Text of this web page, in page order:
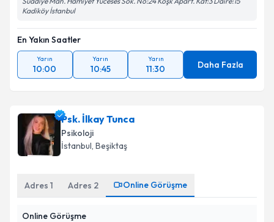
Kadiköy İstanbul
En Yakın Saatler
Yarın
10:00
Yarın
10:45
Yarın
11:30 Daha Fazla
Psk. İlkay Tunca
Psikoloji
İstanbul, Beşiktaş
Adres 1 Adres 2 Online Görüşme
Online Görüşme